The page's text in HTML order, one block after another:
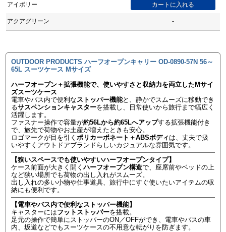
アイボリー
アクアグリーン -
OUTDOOR PRODUCTS ハーフオープンキャリー OD-0890-57N 56～
65L スーツケース Mサイズ
ハーフオープン＋拡張機能で、使いやすさと収納力を両立したMサイ
ズスーツケース
電車やバス内で便利なストッパー機能と、静かでスムーズに移動でき
るサスペンションキャスターを搭載し、日常使いから旅行まで幅広く
活躍します。
ファスナー操作で容量が約56Lから約65Lへアップする拡張機能付き
で、旅先で荷物やお土産が増えたときも安心。
ロゴマークが目を引くポリカーボネート＋ABSボディ は、丈夫で扱
いやすくアウトドアブランドらしいカジュアルな雰囲気です。
【狭いスペースでも使いやすいハーフオープンタイプ】
ケース前面が大きく開くハーフオープン構造で、座席前やベッドの上
など狭い場所でも荷物の出し入れがスムーズ。
出し入れの多い小物や仕事道具、旅行中にすぐ使いたいアイテムの収
納にも便利です。
【電車やバス内で便利なストッパー機能】
キャスターにはフットストッパーを搭載。
足元の操作で簡単にストッパーのON／OFFができ、電車やバスの車
内、坂道などでもスーツケースの不用意な転がりを防ぎます。